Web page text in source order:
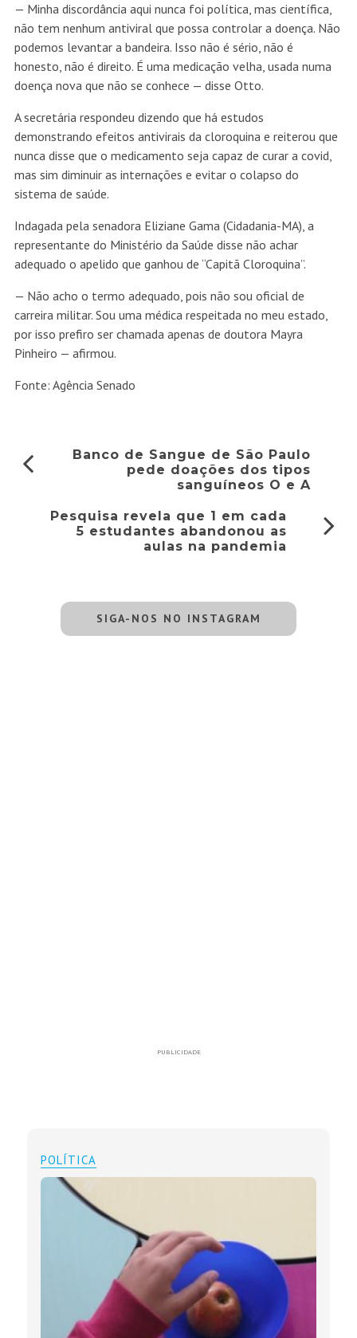
— Minha discordância aqui nunca foi política, mas científica,
não tem nenhum antiviral que possa controlar a doença. Não
podemos levantar a bandeira. Isso não é sério, não é
honesto, não é direito. É uma medicação velha, usada numa
doença nova que não se conhece — disse Otto.
A secretária respondeu dizendo que há estudos
demonstrando efeitos antivirais da cloroquina e reiterou que
nunca disse que o medicamento seja capaz de curar a covid,
mas sim diminuir as internações e evitar o colapso do
sistema de saúde.
Indagada pela senadora Eliziane Gama (Cidadania-MA), a
representante do Ministério da Saúde disse não achar
adequado o apelido que ganhou de “Capitã Cloroquina”.
— Não acho o termo adequado, pois não sou oficial de
carreira militar. Sou uma médica respeitada no meu estado,
por isso prefiro ser chamada apenas de doutora Mayra
Pinheiro — afirmou.
Fonte: Agência Senado
Banco de Sangue de São Paulo
pede doações dos tipos
sanguíneos O e A
Pesquisa revela que 1 em cada
5 estudantes abandonou as
aulas na pandemia
SIGA-NOS NO INSTAGRAM
PUBLICIDADE
POLÍTICA